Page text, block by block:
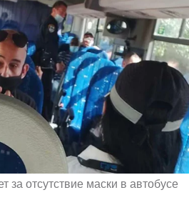
за отсутствие маски в автобусе